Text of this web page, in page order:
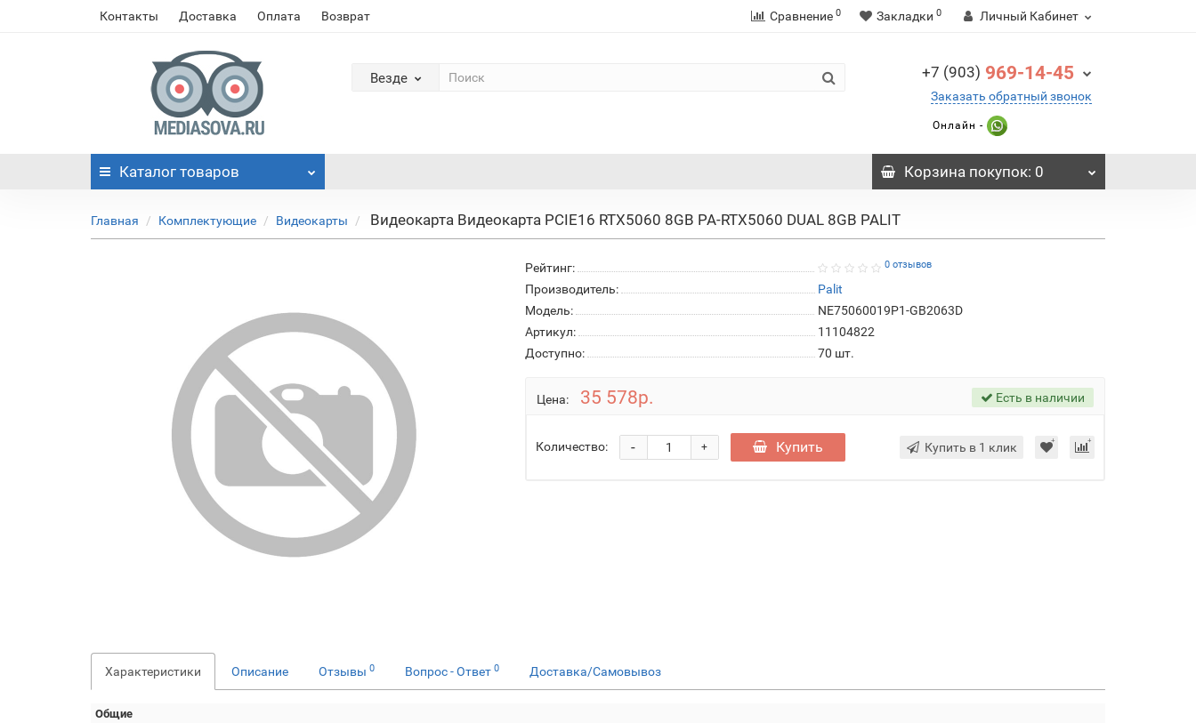
Контакты Доставка Оплата Возврат Сравнение 0 Закладки 0 Личный Кабинет
Везде +7 (903) 969-14-45
Заказать обратный звонок
Онлайн -
Каталог товаров Корзинапокупок: 0
Главная Комплектующие Видеокарты Видеокарта Видеокарта PCIE16 RTX5060 8GB PA-RTX5060 DUAL 8GB PALIT
Рейтинг: 0 отзывов
Производитель:
Palit
Модель:
NE75060019P1-GB2063D
Артикул:
11104822
Доступно:
70 шт.
Цена: 35 578р. Есть в наличии
Количество: +
- Купить Купить в 1 клик
Характеристики Описание Отзывы 0 Вопрос - Ответ 0 Доставка/Самовывоз
Общие